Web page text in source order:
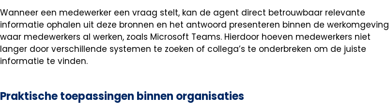
Wanneer een medewerker een vraag stelt, kan de agent direct betrouwbaar relevante
informatie ophalen uit deze bronnen en het antwoord presenteren binnen de werkomgeving
waar medewerkers al werken, zoals Microsoft Teams. Hierdoor hoeven medewerkers niet
langer door verschillende systemen te zoeken of collega’s te onderbreken om de juiste
informatie te vinden.
Praktische toepassingen binnen organisaties